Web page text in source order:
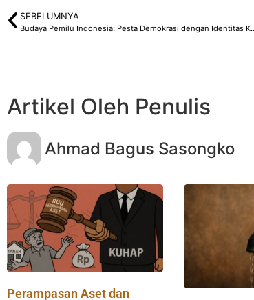
SEBELUMNYA
Budaya Pemilu
Artikel Oleh Penulis
Ahmad Bagus Sasongko
Perampasan Aset dan